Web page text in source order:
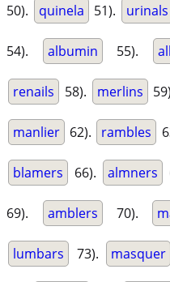
50). quinela 51). urinals
54). albumin 55).
renails 58). merlins
manlier 62). rambles
blamers 66). almners
69). amblers 70).
lumbars 73). masquer